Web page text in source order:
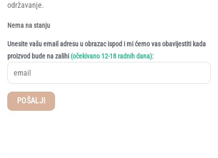
održavanje.
Nema na stanju
Unesite vašu email adresu u obrazac ispod i mi ćemo vas obavijestiti kada
proizvod bude na zalihi (očekivano 12-18 radnih dana):